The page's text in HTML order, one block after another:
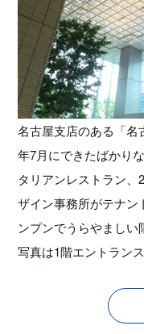
名古屋支店のある「名
年7月にできたばかり
タリアンレストラン
ザイン事務所がテナ
ンプンでうらやましい
写真は1階エントラン